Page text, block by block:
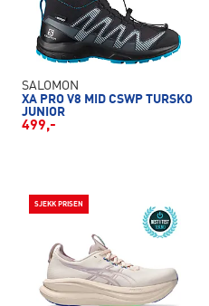
SALOMON
XA PRO V8 MID CSWP TURSKO
JUNIOR
499,-
SJEKK PRISEN